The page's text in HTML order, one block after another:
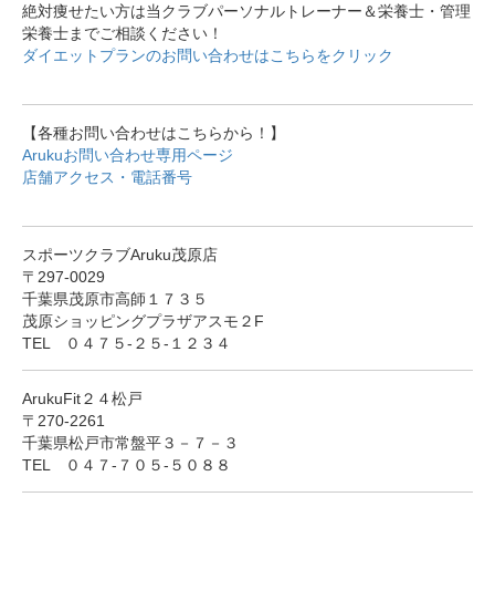
絶対痩せたい方は当クラブパーソナルトレーナー＆栄養士・管理
栄養士までご相談ください！
ダイエットプランのお問い合わせはこちらをクリック
【各種お問い合わせはこちらから！】
Arukuお問い合わせ専用ページ
店舗アクセス・電話番号
スポーツクラブAruku茂原店
〒297-0029
千葉県茂原市高師１７３５
茂原ショッピングプラザアスモ２F
TEL ０４７５-２５-１２３４
ArukuFit２４松戸
〒270-2261
千葉県松戸市常盤平３－７－３
TEL ０４７-７０５-５０８８